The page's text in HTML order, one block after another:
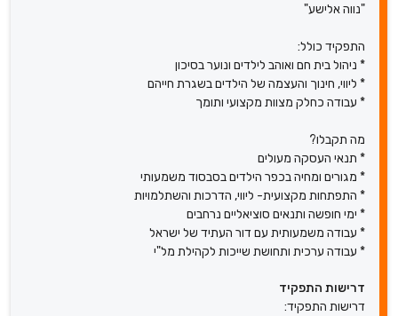
"נווה אלישע"
התפקיד כולל:
* ניהול בית חם ואוהב לילדים ונוער בסיכון
* ליווי, חינוך והעצמה של הילדים בשגרת חייהם
* עבודה כחלק מצוות מקצועי ותומך
מה תקבלו?
* תנאי העסקה מעולים
* מגורים ומחיה בכפר הילדים בסבסוד משמעותי
* התפתחות מקצועית- ליווי, הדרכות והשתלמויות
* ימי חופשה ותנאים סוציאליים נרחבים
* עבודה משמעותית עם דור העתיד של ישראל
* עבודה ערכית ותחושת שייכות לקהילת מל"י
דרישות התפקיד
דרישות התפקיד: